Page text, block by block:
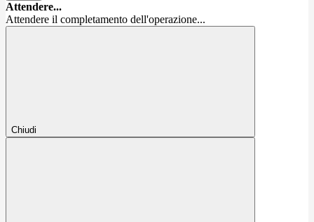
Attendere...
Attendere il completamento dell'operazione...
Chiudi